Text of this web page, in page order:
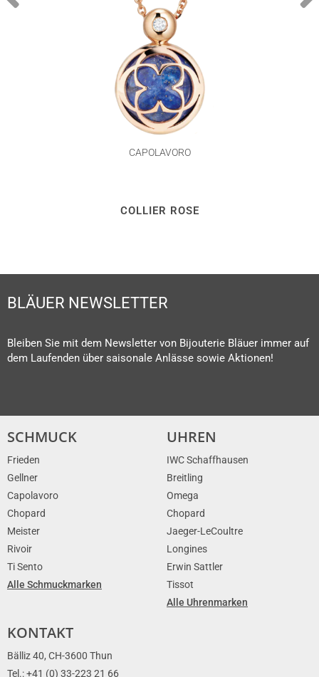
CAPOLAVORO
COLLIER ROSE
BLÄUER NEWSLETTER
Bleiben Sie mit dem Newsletter von Bijouterie Bläuer immer auf
dem Laufenden über saisonale Anlässe sowie Aktionen!
SCHMUCK
Frieden
Gellner
Capolavoro
Chopard
Meister
Rivoir
Ti Sento
Alle Schmuckmarken
UHREN
IWC Schaffhausen
Breitling
Omega
Chopard
Jaeger-LeCoultre
Longines
Erwin Sattler
Tissot
Alle Uhrenmarken
KONTAKT
Bälliz 40, CH-3600 Thun
Tel.: +41 (0) 33-223 21 66